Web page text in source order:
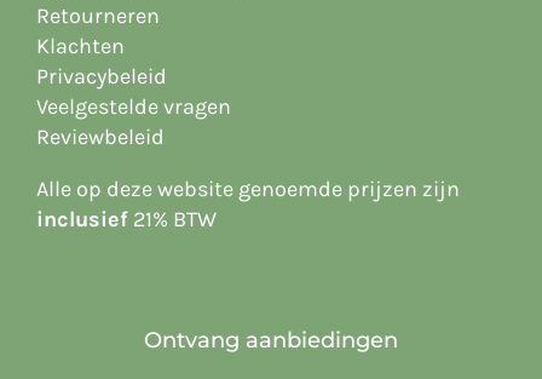
Retourneren
Klachten
Privacybeleid
Veelgestelde vragen
Reviewbeleid
Alle op deze websitegenoemde prijzen zijn
inclusief21% BTW
Ontvang aanbiedingen